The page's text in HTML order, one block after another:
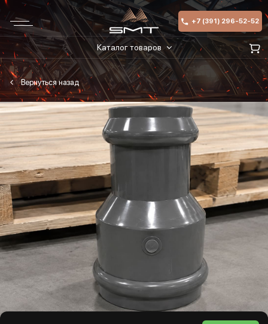
+7 (391) 296-52-52
Каталог товаров